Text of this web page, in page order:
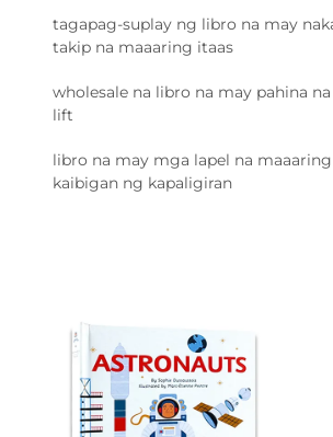
tagapag-suplay ng libro na may
takip na maaaring itaas
wholesale na libro na may pahina
lift
libro na may mga lapel na
kaibigan ng kapaligiran